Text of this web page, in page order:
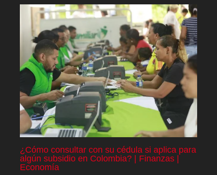
¿Cómo consultar con su cédula si aplica para
algún subsidio en Colombia? | Finanzas |
Economía